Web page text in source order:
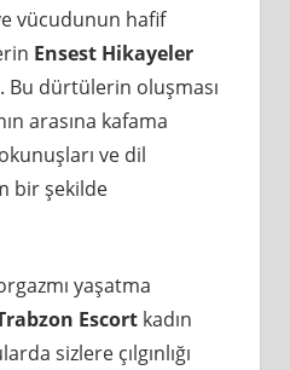
ve vücudunun hafif
Ensest Hikayeler
dürtülerin oluşması
arasına kafama
ve dil
bir şekilde
yaşatma
Escortkadın
sizlere çılgınlığı